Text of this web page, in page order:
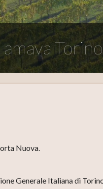
Torino
Nuova.
Generale Italiana di